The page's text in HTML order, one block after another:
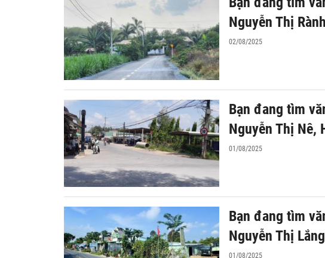
Nguyễn Thị
02/08/2025
Bạn đang tìm
Nguyễn Thị Nê,
01/08/2025
Bạn đang tìm
Nguyễn Thị
01/08/2025